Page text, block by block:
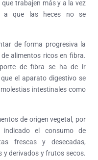
trabajen más y a la vez
a que las heces no se
de forma progresiva la
alimentos ricos en fibra.
de fibra se ha de ir
el aparato digestivo se
intestinales como
de origen vegetal, por
indicado el consumo de
frescas y desecadas,
y derivados y frutos secos.